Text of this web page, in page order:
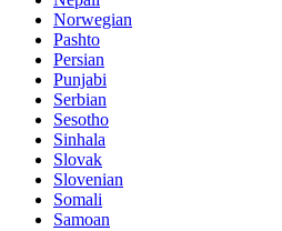
Norwegian
Pashto
Persian
Punjabi
Serbian
Sesotho
Sinhala
Slovak
Slovenian
Somali
Samoan